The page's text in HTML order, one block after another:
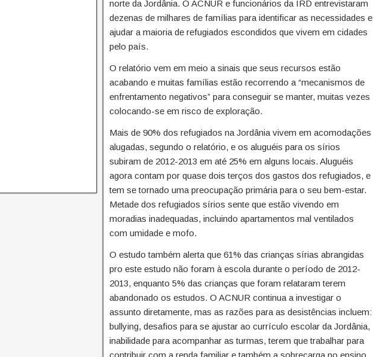
norte da Jordânia. O ACNUR e funcionários da IRD entrevistaram
dezenas de milhares de famílias para identificar as necessidades e
ajudar a maioria de refugiados escondidos que vivem em cidades
pelo país.
O relatório vem em meio a sinais que seus recursos estão
acabando e muitas famílias estão recorrendo a “mecanismos de
enfrentamento negativos” para conseguir se manter, muitas vezes
colocando-se em risco de exploração.
Mais de 90% dos refugiados na Jordânia vivem em acomodações
alugadas, segundo o relatório, e os aluguéis para os sírios
subiram de 2012-2013 em até 25% em alguns locais. Aluguéis
agora contam por quase dois terços dos gastos dos refugiados, e
tem se tornado uma preocupação primária para o seu bem-estar.
Metade dos refugiados sírios sente que estão vivendo em
moradias inadequadas, incluindo apartamentos mal ventilados
com umidade e mofo.
O estudo também alerta que 61% das crianças sírias abrangidas
pro este estudo não foram à escola durante o período de 2012-
2013, enquanto 5% das crianças que foram relataram terem
abandonado os estudos. O ACNUR continua a investigar o
assunto diretamente, mas as razões para as desistências incluem:
bullying, desafios para se ajustar ao currículo escolar da Jordânia,
inabilidade para acompanhar as turmas, terem que trabalhar para
contribuir com a renda familiar e também a sobrecarga no ensino